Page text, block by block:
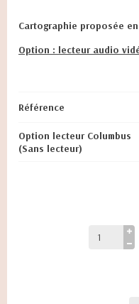
Cartographie proposée
Option : lecteur audio
Référence
Option lecteur Columbus
(Sans lecteur)